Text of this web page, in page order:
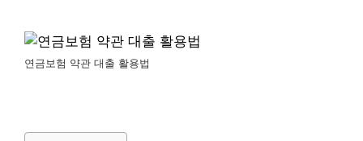
연금보험 약관 대출 활용법